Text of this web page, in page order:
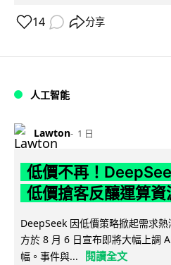
14 分享
人工智能
Lawton 1 日
低價不再！
低價搶客反釀運算資
DeepSeek 因低價策略掀起需求
方於 8 月 6 日宣布即將大幅上調
幅。事件與...
閱讀全文